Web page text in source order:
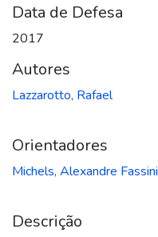
Data de Defesa
2017
Autores
Lazzarotto, Rafael
Orientadores
Michels, Alexandre Fassini
Descrição